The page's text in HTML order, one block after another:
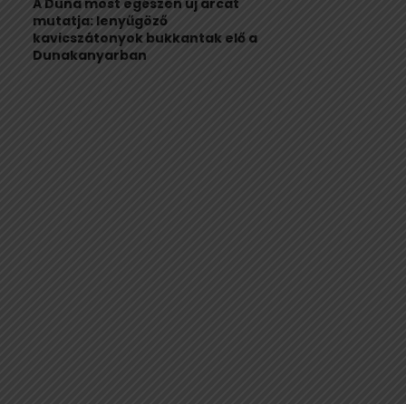
mutatja: lenyűgöző
kavicszátonyok bukkantak elő a
Dunakanyarban